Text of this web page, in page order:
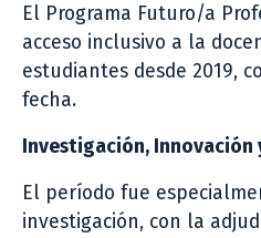
El Programa Futuro/a
acceso inclusivo a la
estudiantes desde 2019,
fecha.
Investigación, Innovación
El período fue
investigación, con la